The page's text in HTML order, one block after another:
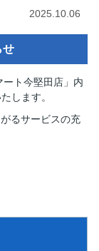
2025.10.06
せ
ト今堅田店」内
します。
るサービスの充